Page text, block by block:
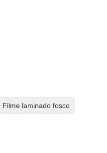
Filme laminado fosco